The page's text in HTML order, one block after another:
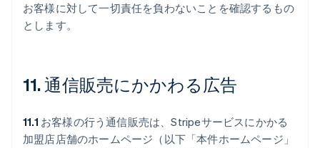
お客様に対して一切責任を負わないことを確認するもの
とします。
11. 通信販売にかかわる広告
11.1 お客様の行う通信販売は、Stripeサービスにかかる
加盟店店舗のホームページ（以下「本件ホームページ」